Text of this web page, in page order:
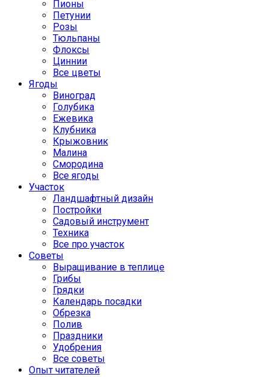
Пионы
Петунии
Розы
Тюльпаны
Флоксы
Циннии
Все цветы
Ягоды
Виноград
Голубика
Ежевика
Клубника
Крыжовник
Малина
Смородина
Все ягоды
Участок
Ландшафтный дизайн
Постройки
Садовый инструмент
Техника
Все про участок
Советы
Выращивание в теплице
Грибы
Грядки
Календарь посадки
Обрезка
Полив
Праздники
Удобрения
Все советы
Опыт читателей